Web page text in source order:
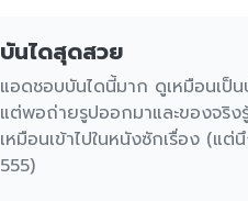
บันไดสุดสวย
แอดชอบบันไดนี้มาก ดูเหมือนเป็น
แต่พอถ่ายรูปออกมาและของจริง
เหมือนเข้าไปในหนังซักเรื่อง (แต่
555)